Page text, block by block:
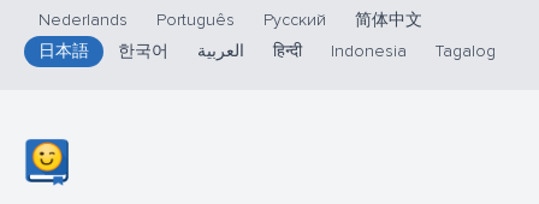
Nederlands
Português Русский
简体中文
日本語
한국어 العربية हिन्दी Indonesia Tagalog